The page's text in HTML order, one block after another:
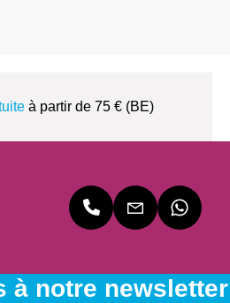
à partir de 75 € (BE)
à notre newsletter